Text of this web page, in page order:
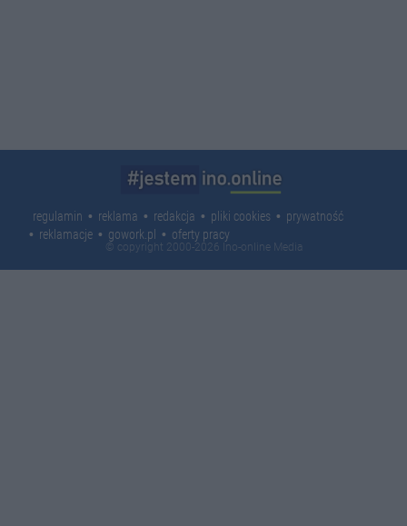
regulamin reklama redakcja pliki cookies
prywatność
reklamacje
gowork.pl oferty pracy
© copyright 2000-2026 Ino-online Media